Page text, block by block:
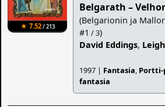
★ 7.52/ 213
Belgarath –
(Belgarionin ja
#1 / 3)
David Eddings,
1997 | Fantasia,
fantasia